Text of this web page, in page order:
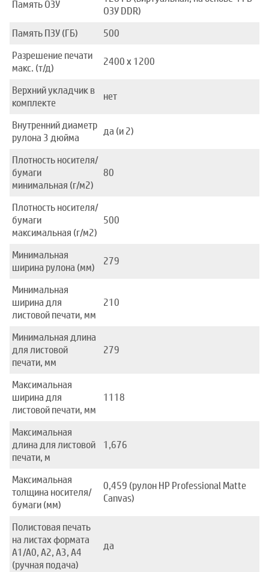
Память ОЗУ
ОЗУ DDR)
Память ПЗУ (ГБ)
500
Разрешение печати
макс. (т/д)
2400 x 1200
Верхний укладчик в
комплекте
нет
Внутренний диаметр
рулона 3 дюйма
да (и 2)
Плотность носителя/
бумаги
минимальная (г/м2)
80
Плотность носителя/
бумаги
максимальная (г/м2)
500
Минимальная
ширина рулона (мм)
279
Минимальная
ширина для
листовой печати, мм
210
Минимальная длина
для листовой
печати, мм
279
Максимальная
ширина для
листовой печати, мм
1118
Максимальная
длина для листовой
печати, м
1,676
Максимальная
толщина носителя/
бумаги (мм)
0,459 (рулон HP Professional Matte
Canvas)
Полистовая печать
на листах формата
А1/А0, А2, А3, А4
(ручная подача)
да